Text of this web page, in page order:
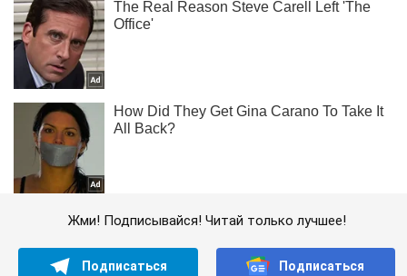
Жми! Подписывайся! Читай только лучшее!
Подписаться Подписаться